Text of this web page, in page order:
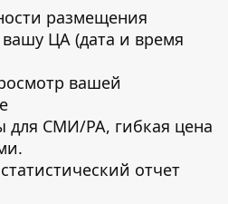
размещения
ЦА (дата и время
вашей
для СМИ/РА, гибкая цена
отчет